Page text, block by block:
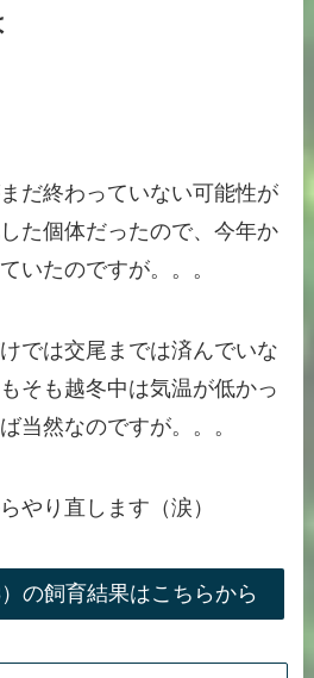
だ終わっていない可能性が
た個体だったので、今年か
いたのですが。。。
では交尾までは済んでいな
そも越冬中は気温が低かっ
当然なのですが。。。
やり直します（涙）
の飼育結果はこちらから